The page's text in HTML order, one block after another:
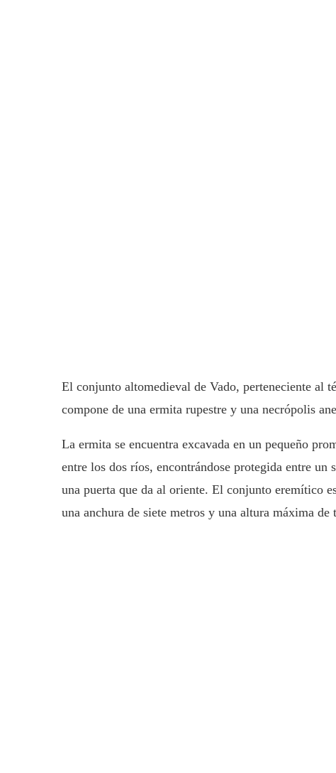
El conjunto altomedieval de Vado, perteneciente al
compone de una ermita rupestre y una necrópolis
La ermita se encuentra excavada en un pequeño
entre los dos ríos, encontrándose protegida entre
una puerta que da al oriente. El conjunto eremítico
una anchura de siete metros y una altura máxima de